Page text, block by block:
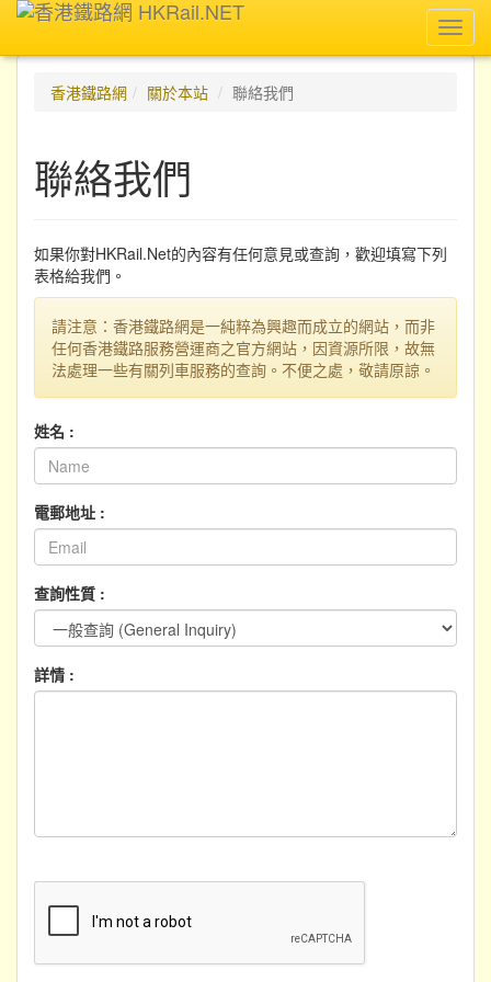
香港鐵路網
關於本站 聯絡我們
聯絡我們
如果你對HKRail.Net的內容有任何意見或查詢，歡迎填寫下列
表格給我們。
請注意：香港鐵路網是一純粹為興趣而成立的網站，而非
任何香港鐵路服務營運商之官方網站，因資源所限，故無
法處理一些有關列車服務的查詢。不便之處，敬請原諒。
姓名 :
電郵地址 :
查詢性質 :
詳情 :